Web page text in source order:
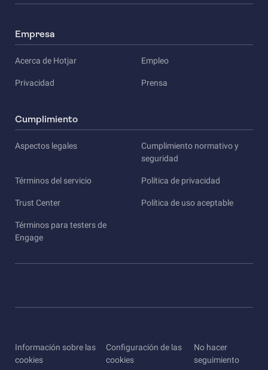
Empresa
Acerca de Hotjar Empleo
Privacidad Prensa
Cumplimiento
Aspectos legales
Cumplimiento normativo y
seguridad
Términos del servicio Política de privacidad
Trust Center Política de uso aceptable
Términos para testers de
Engage
Información sobre las
cookies
Configuración de las
cookies
No hacer
seguimiento